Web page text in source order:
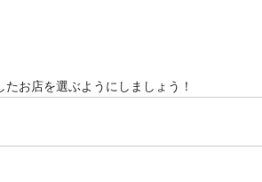
お店を選ぶようにしましょう！